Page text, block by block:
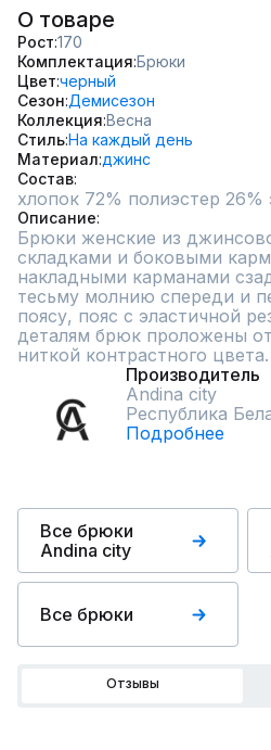
О товаре
Рост 170
Комплектация Брюки
Цвет черный
Сезон Демисезон
Коллекция Весна
СтильНа каждый день
Материал джинс
Состав
хлопок 72% полиэстер 26%
Описание
Брюки женские из
складками и боковыми
накладными карманами
тесьму молнию спереди и
поясу, пояс с эластичной
деталям брюк проложены
ниткой контрастного цвета.
Производитель
Andina city
Республика
Подробнее
Все брюки
Andina city
Все брюки
Отзывы